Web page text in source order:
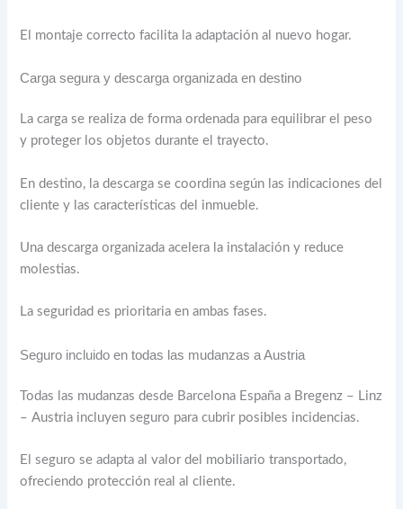
El montaje correcto facilita la adaptación al nuevo hogar.
Carga segura y descarga organizada en destino
La carga se realiza de forma ordenada para equilibrar el peso
y proteger los objetos durante el trayecto.
En destino, la descarga se coordina según las indicaciones del
cliente y las características del inmueble.
Una descarga organizada acelera la instalación y reduce
molestias.
La seguridad es prioritaria en ambas fases.
Seguro incluido en todas las mudanzas a Austria
Todas las mudanzas desde Barcelona España a Bregenz – Linz
– Austria incluyen seguro para cubrir posibles incidencias.
El seguro se adapta al valor del mobiliario transportado,
ofreciendo protección real al cliente.